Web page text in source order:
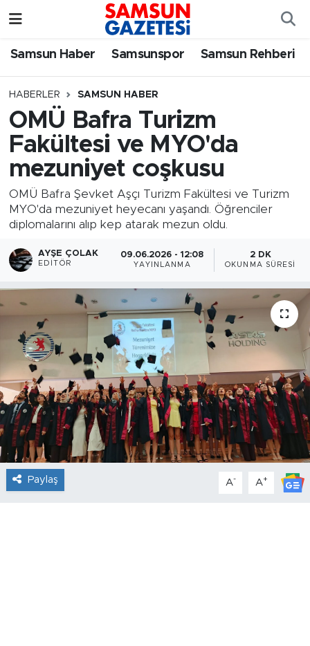
Samsun Haber Samsunspor Samsun Rehberi
HABERLER SAMSUN HABER
OMÜ Bafra Turizm
Fakültesi ve MYO'da
mezuniyet coşkusu
OMÜ Bafra Şevket Aşçı Turizm Fakültesi ve Turizm
MYO'da mezuniyet heyecanı yaşandı. Öğrenciler
diplomalarını alıp kep atarak mezun oldu.
AYŞE ÇOLAK
EDITÖR
09.06.2026 - 12:08
YAYINLANMA
2 DK
OKUNMA SÜRESI
Paylaş A- A+
Samsun Haber
Samsun Rehberi
Resmi İlanlar
Samsun Nöbetçi Eczaneler
SAMSUN Namaz Vakitleri
Samsun Trafik Yoğunluk Haritası
Süper Lig Puan Durumu ve Fikstür
Tüm Manşetler
Son Dakika Haberleri
Haber Arşivi